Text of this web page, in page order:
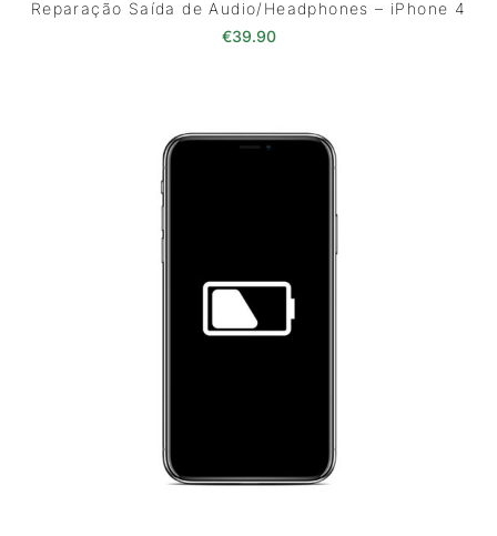
Reparação Saída de Audio/Headphones – iPhone 4
€39.90